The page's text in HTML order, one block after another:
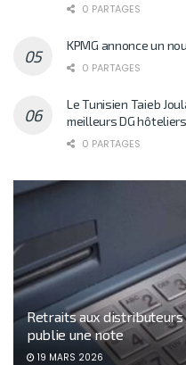
0 PARTAGES
KPMG annonce un
0 PARTAGES
Le Tunisien Taieb
meilleurs DG
0 PARTAGES
Retraits aux distributeurs
publie une note
19 MARS 2026